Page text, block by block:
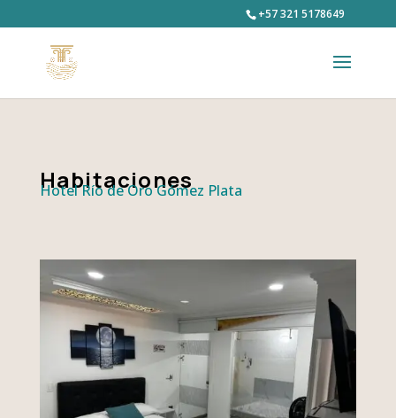
+57 321 5178649
Habitaciones
Hotel Río de Oro Gómez Plata